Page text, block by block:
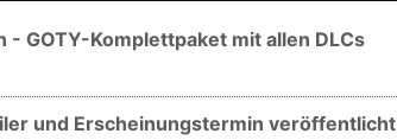
- GOTY-Komplettpaket mit allen DLCs
und Erscheinungstermin veröffentlicht